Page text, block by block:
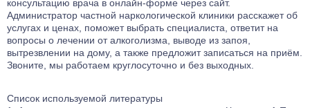
консультацию врача в онлайн-форме через сайт.
Администратор частной наркологической клиники расскажет об
услугах и ценах, поможет выбрать специалиста, ответит на
вопросы о лечении от алкоголизма, выводе из запоя,
вытрезвлении на дому, а также предложит записаться на приём.
Звоните, мы работаем круглосуточно и без выходных.
Список используемой литературы